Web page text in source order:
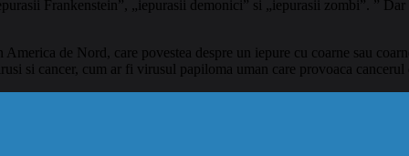
Frankenstein”, „iepurasii demonici” si „iepurasii zombi”. ”
de Nord, care povestea despre un iepure cu coarne sau
si cancer, cum ar fi virusul papiloma uman care provoaca cancerul